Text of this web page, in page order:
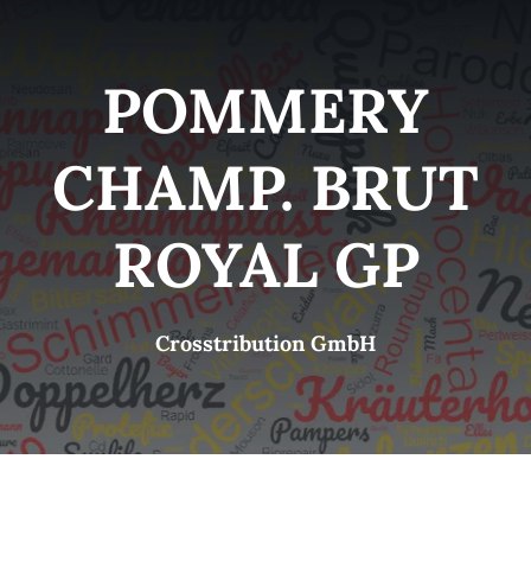
Brands
B2B-Shop
Kontakt
POMMERY
CHAMP. BRUT
ROYAL GP
Crosstribution GmbH